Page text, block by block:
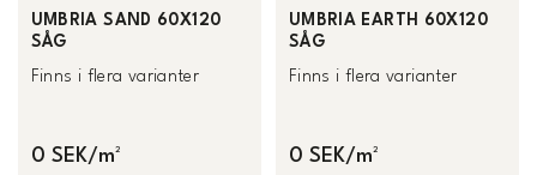
UMBRIA SAND 60X120
SÅG
Finns i flera varianter
0 SEK/m²
UMBRIA EARTH 60X120
SÅG
Finns i flera varianter
0 SEK/m²